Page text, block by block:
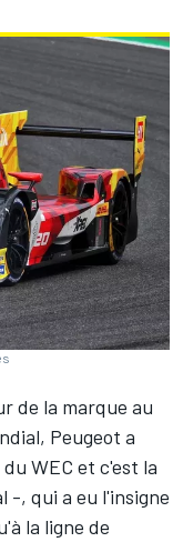
de la marque au
Peugeot a
WEC et c'est la
-, qui a eu l'insigne
la ligne de